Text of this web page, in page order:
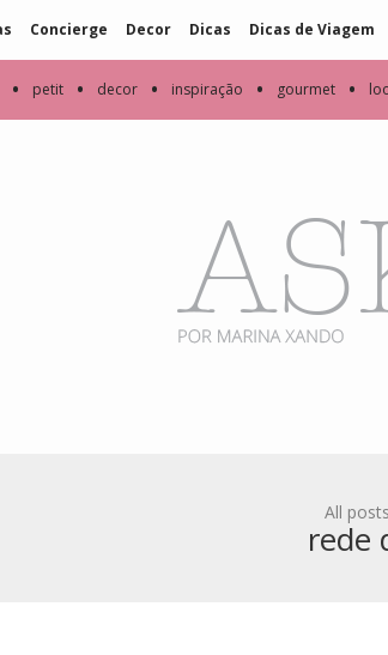
Concierge Decor Dicas Dicas de Viagem
• petit • decor • inspiração • gourmet •
All
rede